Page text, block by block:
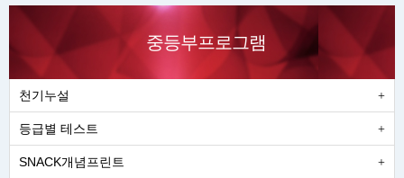
중등부프로그램
천기누설
등급별 테스트
SNACK개념프린트